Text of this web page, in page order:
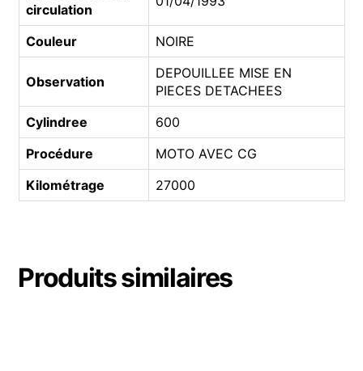
circulation
Couleur NOIRE
Observation
DEPOUILLEE MISE EN
PIECES DETACHEES
Cylindree
600
Procédure
MOTO AVEC CG
Kilométrage
27000
Produits similaires